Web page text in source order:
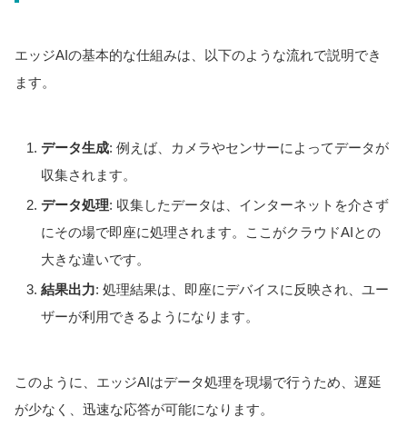
エッジAIの基本的な仕組みは、以下のような流れで説明でき
ます。
データ生成: 例えば、カメラやセンサーによってデータが
収集されます。
データ処理: 収集したデータは、インターネットを介さず
にその場で即座に処理されます。ここがクラウドAIとの
大きな違いです。
結果出力: 処理結果は、即座にデバイスに反映され、ユー
ザーが利用できるようになります。
このように、エッジAIはデータ処理を現場で行うため、遅延
が少なく、迅速な応答が可能になります。